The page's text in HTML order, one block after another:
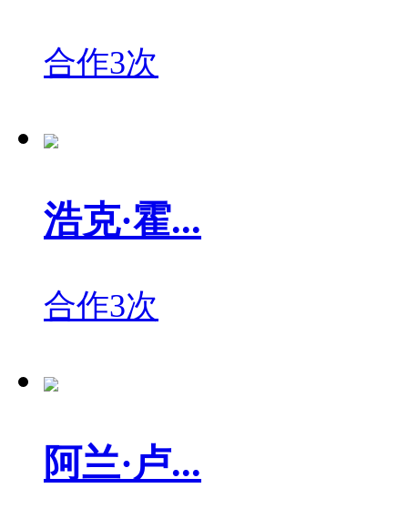
合作3次
浩克·霍...
合作3次
阿兰·卢...